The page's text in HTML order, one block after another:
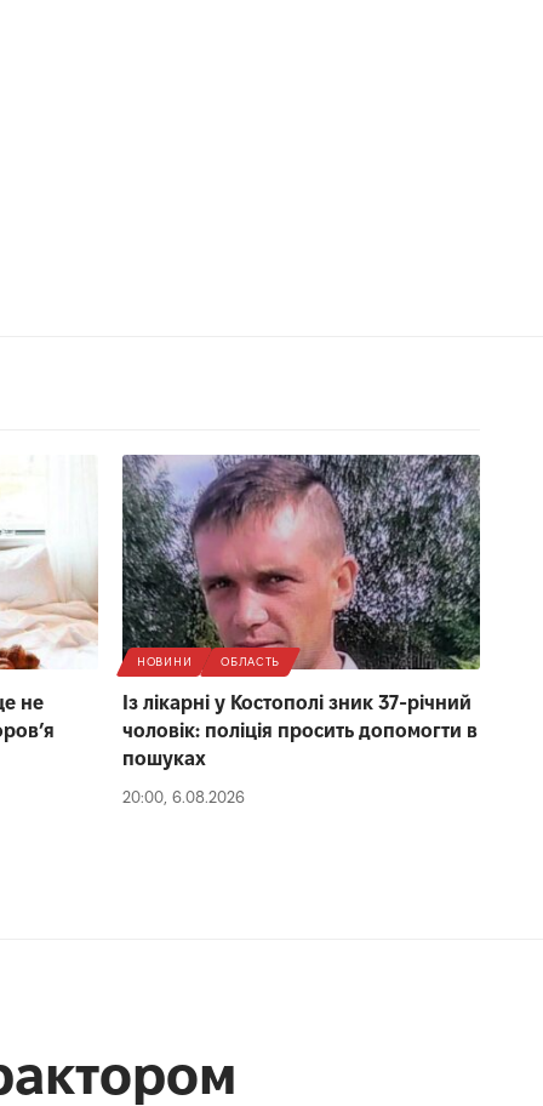
не
НОВИНИ ОБЛАСТЬ
Із лікарні у Костополі зник 37-річний
чоловік: поліція просить допомогти в
пошуках
20:00, 6.08.2026